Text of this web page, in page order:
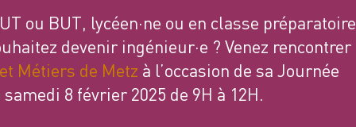
ou BUT, lycéen·ne ou en classe préparatoire
devenir ingénieur·e ? Venez rencontrer
Métiers de Metz à l’occasion de sa Journée
8 février 2025 de 9H à 12H.